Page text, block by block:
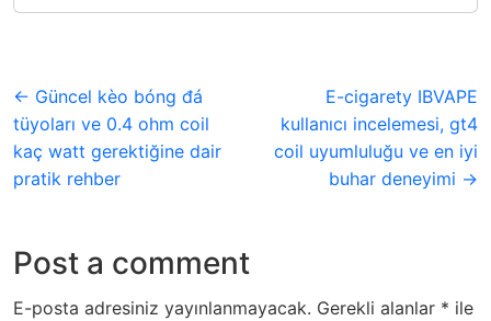
← Güncel kèo bóng đá
tüyoları ve 0.4 ohm coil
kaç watt gerektiğine dair
pratik rehber
E-cigarety IBVAPE
kullanıcı incelemesi, gt4
coil uyumluluğu ve en iyi
buhar deneyimi →
Post a comment
E-posta adresiniz yayınlanmayacak. Gerekli alanlar * ile